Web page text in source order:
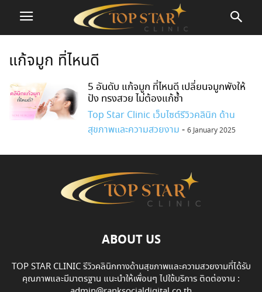
แก้จมูก ที่ไหนดี
5 อันดับ แก้จมูก ที่ไหนดี เปลี่ยนจมูกพังให้
ปัง ทรงสวย ไม่ต้องแก้ซ้ำ
Top Star Clinic เว็บไซต์รีวิวคลินิก ด้าน
สุขภาพและความสวยงาม - 6 January 2025
ABOUT US
TOP STAR CLINIC รีวิวคลินิกทางด้านสุขภาพและความสวยงามที่ได้รับ
คุณภาพและมีมาตรฐาน แนะนำให้เพื่อนๆ ไปใช้บริการ ติดต่องาน :